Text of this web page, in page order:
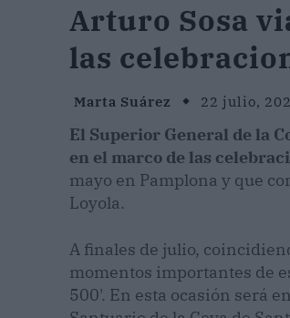
Arturo Sosa
las
Marta Suárez 22 julio,
El Superior General de la
en el marco de las
mayo en Pamplona y que
Loyola.
A finales de julio,
momentos importantes de
500'. En esta ocasión será